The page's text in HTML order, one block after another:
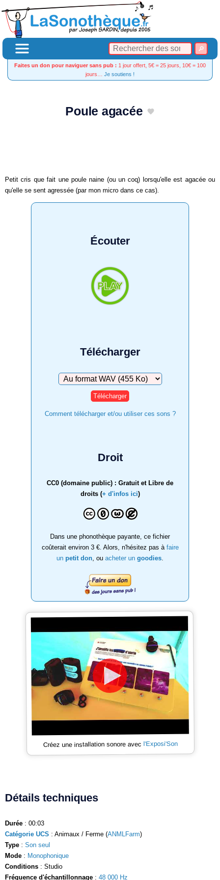
Faites un don pour naviguer sans pub : 1 jour offert, 5€ = 25 jours, 10€ = 100
jours… Je soutiens !
Poule agacée
Petit cris que fait une poule naine (ou un coq) lorsqu'elle est agacée ou
qu'elle se sent agressée (par mon micro dans ce cas).
Écouter
Télécharger
Télécharger
Comment télécharger et/ou utiliser ces sons ?
Droit
CC0 (domaine public) : Gratuit et Libre de
droits (+ d'infos ici)
Dans une phonothèque payante, ce fichier
coûterait environ 3 €. Alors, n'hésitez pas à faire
un petit don , ou acheter un goodies
Créez une installation sonore avecl'Exposi'Son
Détails techniques
Durée : 00:03
Catégorie UCS : Animaux / Ferme (ANMLFarm)
Type : Son seul
Mode : Monophonique
Conditions : Studio
Fréquence d'échantillonnage : 48 000 Hz